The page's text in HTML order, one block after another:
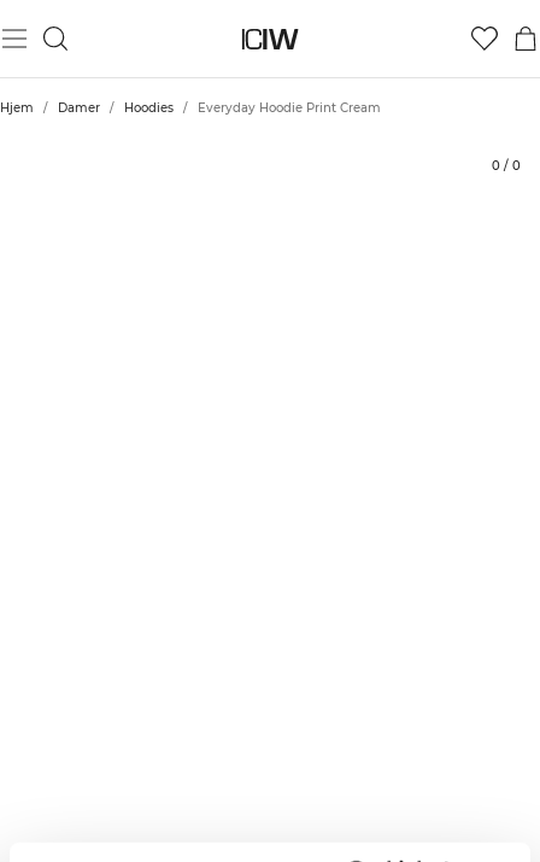
Hjem / Damer / Hoodies / Everyday Hoodie Print Cream
0 / 0